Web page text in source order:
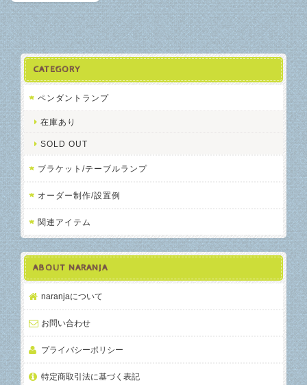
CATEGORY
ペンダントランプ
在庫あり
SOLD OUT
ブラケット/テーブルランプ
オーダー制作/設置例
関連アイテム
ABOUT NARANJA
naranjaについて
お問い合わせ
プライバシーポリシー
特定商取引法に基づく表記